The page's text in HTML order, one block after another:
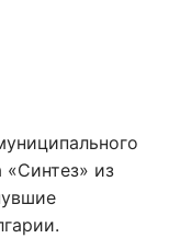
«Синтез» из